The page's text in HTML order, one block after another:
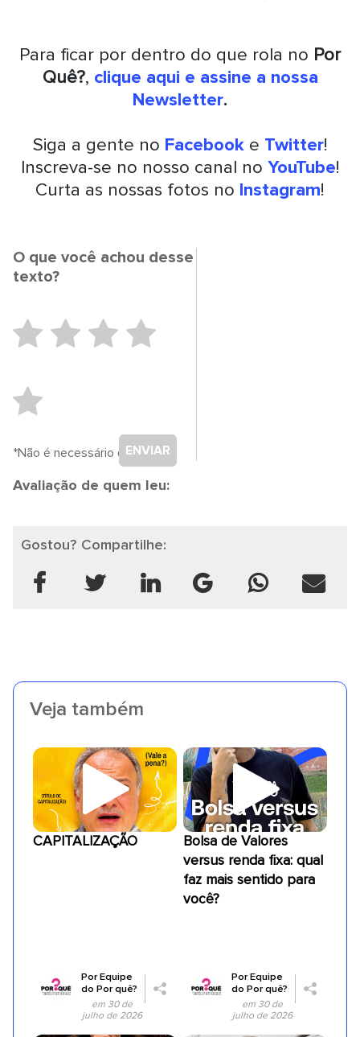
Para ficar por dentro do que rola no Por
Quê?, clique aqui e assine a nossa
Newsletter.
Siga a gente no Facebooke Twitter!
Inscreva-se no nosso canal no YouTube!
Curta as nossas fotos no Instagram!
O que você achou desse
texto?
ENVIAR
*Não é necessário cadastro.
Avaliação de quem leu:
Gostou? Compartilhe:
Veja também
CAPITALIZAÇÃO
PorEquipe
do Por quê?
em 30 de
julho de 2026
Bolsa de Valores
versus renda fixa: qual
faz mais sentido para
você?
PorEquipe
do Por quê?
em 30 de
julho de 2026